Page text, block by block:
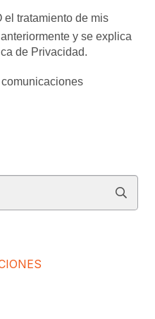
el tratamiento de mis
y se explica
de Privacidad.